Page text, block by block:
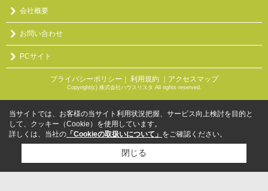
会社概要
お問い合わせ
PCサイト
プライバシーポリシー 利用規約 ｜アクセスマップ
Copyright(c) 株式会社ハウスリスタ All rights reserved.
当サイトでは、お客様の当サイト利用状況把握、サービス向上検討を目的と
して、クッキー（Cookie）を使用しています。
詳しくは、当社の 「Cookieの取扱いについて」 をご確認ください。
閉じる